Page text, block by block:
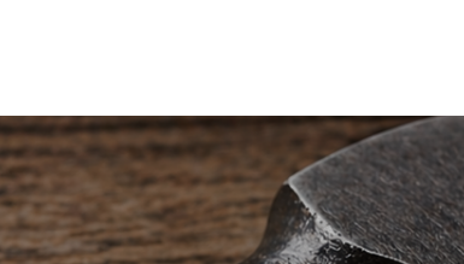
kannattaa vaihtaa?
Näillä 7 vaiheella saat sen kuntoon kesäksi
Saavutettavuusseloste Sahaus ja mittapalvelut
saunan puupinnat taas siisteiksiUsein kysytyt